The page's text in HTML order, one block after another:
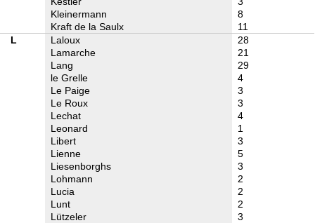
Kleinermann
8
Kraft de la Saulx
11
L
Laloux
28
Lamarche
21
Lang
29
le Grelle
4
Le Paige
3
Le Roux
3
Lechat
4
Leonard
1
Libert
3
Lienne
5
Liesenborghs
3
Lohmann
2
Lucia
2
Lunt
2
Lützeler
3